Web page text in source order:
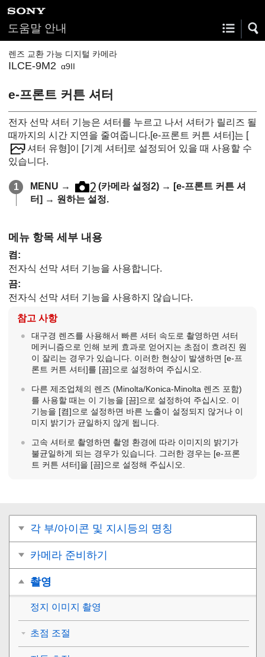
도움말 안내
렌즈 교환 가능 디지털 카메라
ILCE-9M2 α9II
e-프론트 커튼 셔터
전자 선막 셔터 기능은 셔터를 누르고 나서 셔터가 릴리즈 될
때까지의 시간 지연을 줄여줍니다.[e-프론트 커튼 셔터]는 [
셔터 유형]이 [기계 셔터] 로 설정되어 있을 때 사용할 수
있습니다.
MENU → (카메라 설정2) → [e-프론트 커튼 셔
터] → 원하는 설정.
메뉴 항목 세부 내용
켬 :
전자식 선막 셔터 기능을 사용합니다.
끔:
전자식 선막 셔터 기능을 사용하지 않습니다.
참고 사항
대구경 렌즈를 사용해서 빠른 셔터 속도로 촬영하면 셔터
메커니즘으로 인해 보케 효과로 얻어지는 초점이 흐려진 원
이 잘리는 경우가 있습니다. 이러한 현상이 발생하면 [e-프
론트 커튼 셔터]를 [끔]으로 설정하여 주십시오.
다른 제조업체의 렌즈 (Minolta/Konica-Minolta 렌즈 포함)
를 사용할 때는 이 기능을 [끔]으로 설정하여 주십시오. 이
기능을 [켬]으로 설정하면 바른 노출이 설정되지 않거나 이
미지 밝기가 균일하지 않게 됩니다.
고속 셔터로 촬영하면 촬영 환경에 따라 이미지의 밝기가
불균일하게 되는 경우가 있습니다. 그러한 경우는 [e-프론
트 커튼 셔터]을 [끔]으로 설정해 주십시오.
각 부/아이콘 및 지시등의 명칭
카메라 준비하기
촬영
정지 이미지 촬영
초점 조절